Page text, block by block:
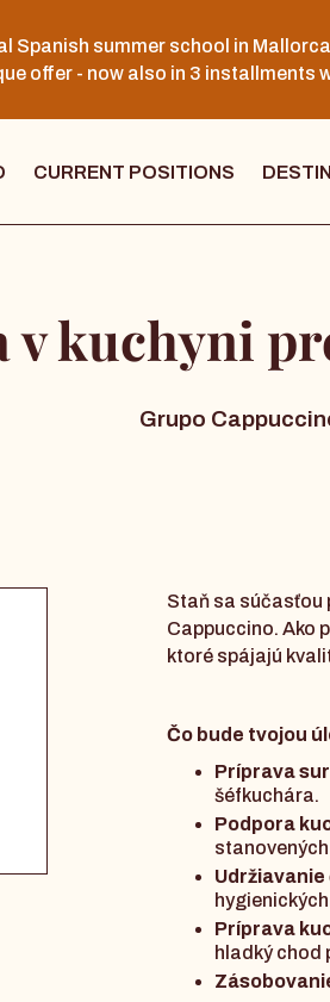
Spanish summer school in
offer - now also in 3 installments
CURRENT POSITIONS
kuchyni
Grupo
Staň sa súčasťou
Cappuccino. Ako
ktoré spájajú
Čo bude tvojou
Príprava
šéfkuchára.
Podpora
Príprava
hladký chod